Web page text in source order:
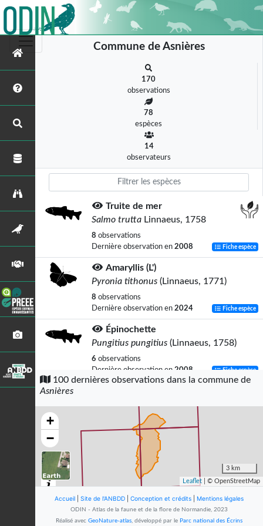
Commune de Asnières
170
observations
78
espèces
14
observateurs
Truite de mer
Salmo trutta Linnaeus, 1758
8 observations
Dernière observation en 2008 Fiche espèce
Amaryllis (L')
Pyronia tithonus (Linnaeus, 1771)
8 observations
Dernière observation en 2024 Fiche espèce
Épinochette
Pungitius pungitius (Linnaeus, 1758)
6 observations
Dernière observation en 2008 Fiche espèce
Vulpes vulpes(Linnaeus, 1758)
observations
Dernière observation en
Salamandre tachetée (La)
Salamandra salamandra
(Linnaeus,
Dernière observation en
100 dernières observations dans la commune de
Asnières
+
−
3 km
Leaflet | © OpenStreetMap
Accueil Site de l'ANBDD Conception et crédits Mentions légales
ODIN - Atlas de la faune et de la flore de Normandie, 2023
Réalisé avec GeoNature-atlas, développé par le Parc national des Écrins